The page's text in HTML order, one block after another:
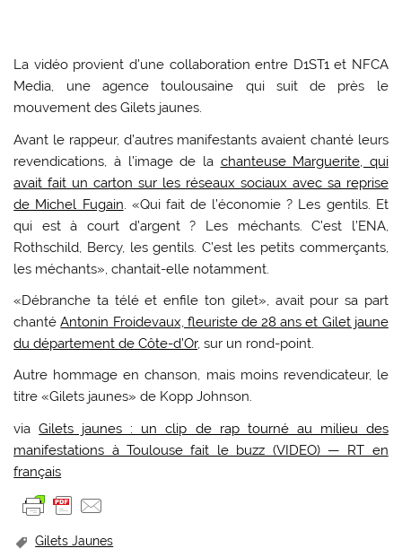
La vidéo provient d’une collaboration entre D1ST1 et NFCA
Media, une agence toulousaine qui suit de près le
mouvement des Gilets jaunes.
Avant le rappeur, d’autres manifestants avaient chanté leurs
revendications, à l’image de la chanteuse Marguerite, qui
avait fait un carton sur les réseaux sociaux avec sa reprise
de Michel Fugain . «Qui fait de l’économie ? Les gentils. Et
qui est à court d’argent ? Les méchants. C’est l’ENA,
Rothschild, Bercy, les gentils. C’est les petits commerçants,
les méchants», chantait-elle notamment.
«Débranche ta télé et enfile ton gilet», avait pour sa part
chantéAntonin Froidevaux, fleuriste de 28 ans et Gilet jaune
du département de Côte-d’Or, sur un rond-point.
Autre hommage en chanson, mais moins revendicateur, le
titre «Gilets jaunes» de Kopp Johnson.
viaGilets jaunes : un clip de rap tourné au milieu des
manifestations à Toulouse fait le buzz (VIDEO) — RT en
français
Gilets Jaunes